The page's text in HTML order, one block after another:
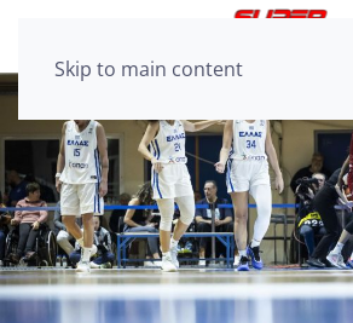
Skip to main content